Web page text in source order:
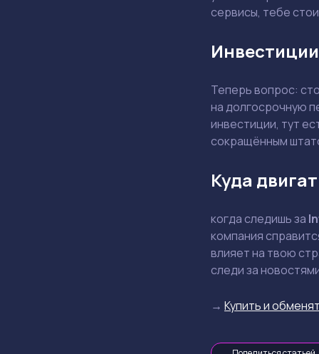
сервисы, тебе
Теперь вопрос:
на долгосрочную
инвестиции, тут
сокращённым
Куда
когда следишь за
компания
влияет на твою
следи за
→ Купить и